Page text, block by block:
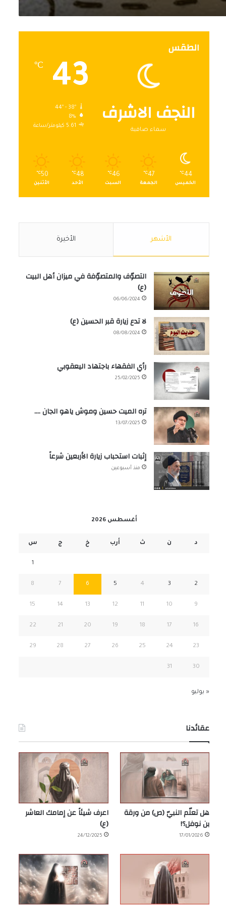
الطقس
النجف الاشرف
سماء صافية
43
℃
44º - 38º
8%
5.61 كيلومتر/ساعة
44
℃
الخميس
47
℃
الجمعة
46
℃
السبت
48
℃
الأحد
50
℃
الأثنين
الأشهر الأخيرة
التصوّف والمتصوّفة في ميزان أهل البيت
(ع)
06/06/2024
لا تدع زيارة قبر الحسين (ع)
08/08/2024
رأي الفقهاء باجتهاد اليعقوبي
25/02/2025
تره الميت حسين وموش ياهو الجان ….
13/07/2025
إثبات استحباب زيارة الأربعين شرعاً
منذ أسبوعين
أغسطس 2026
د ن ث أرب خ ج س
1
2
3
4
5
6
7
8
9
10
11
12
13
14
15
16
17
18
19
20
21
22
23
24
25
26
27
28
29
30
31
« يوليو
عقائدنا
هل تعلّم النبيّ (ص) من ورقة
بن نوفل؟!
17/01/2026
اعرف شيئاً عن إمامك العاشر
(ع)
24/12/2025